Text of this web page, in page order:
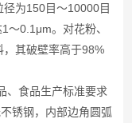
为150目～10000目
～0.1μm。对花粉、
其破壁率高于98%
、食品生产标准要求
锈钢，内部边角圆弧